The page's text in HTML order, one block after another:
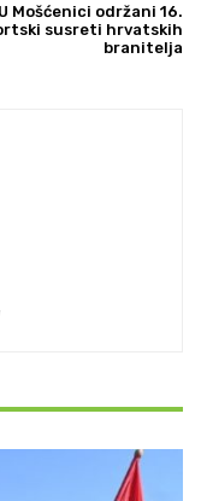
U Mošćenici održani 16.
susreti hrvatskih
branitelja